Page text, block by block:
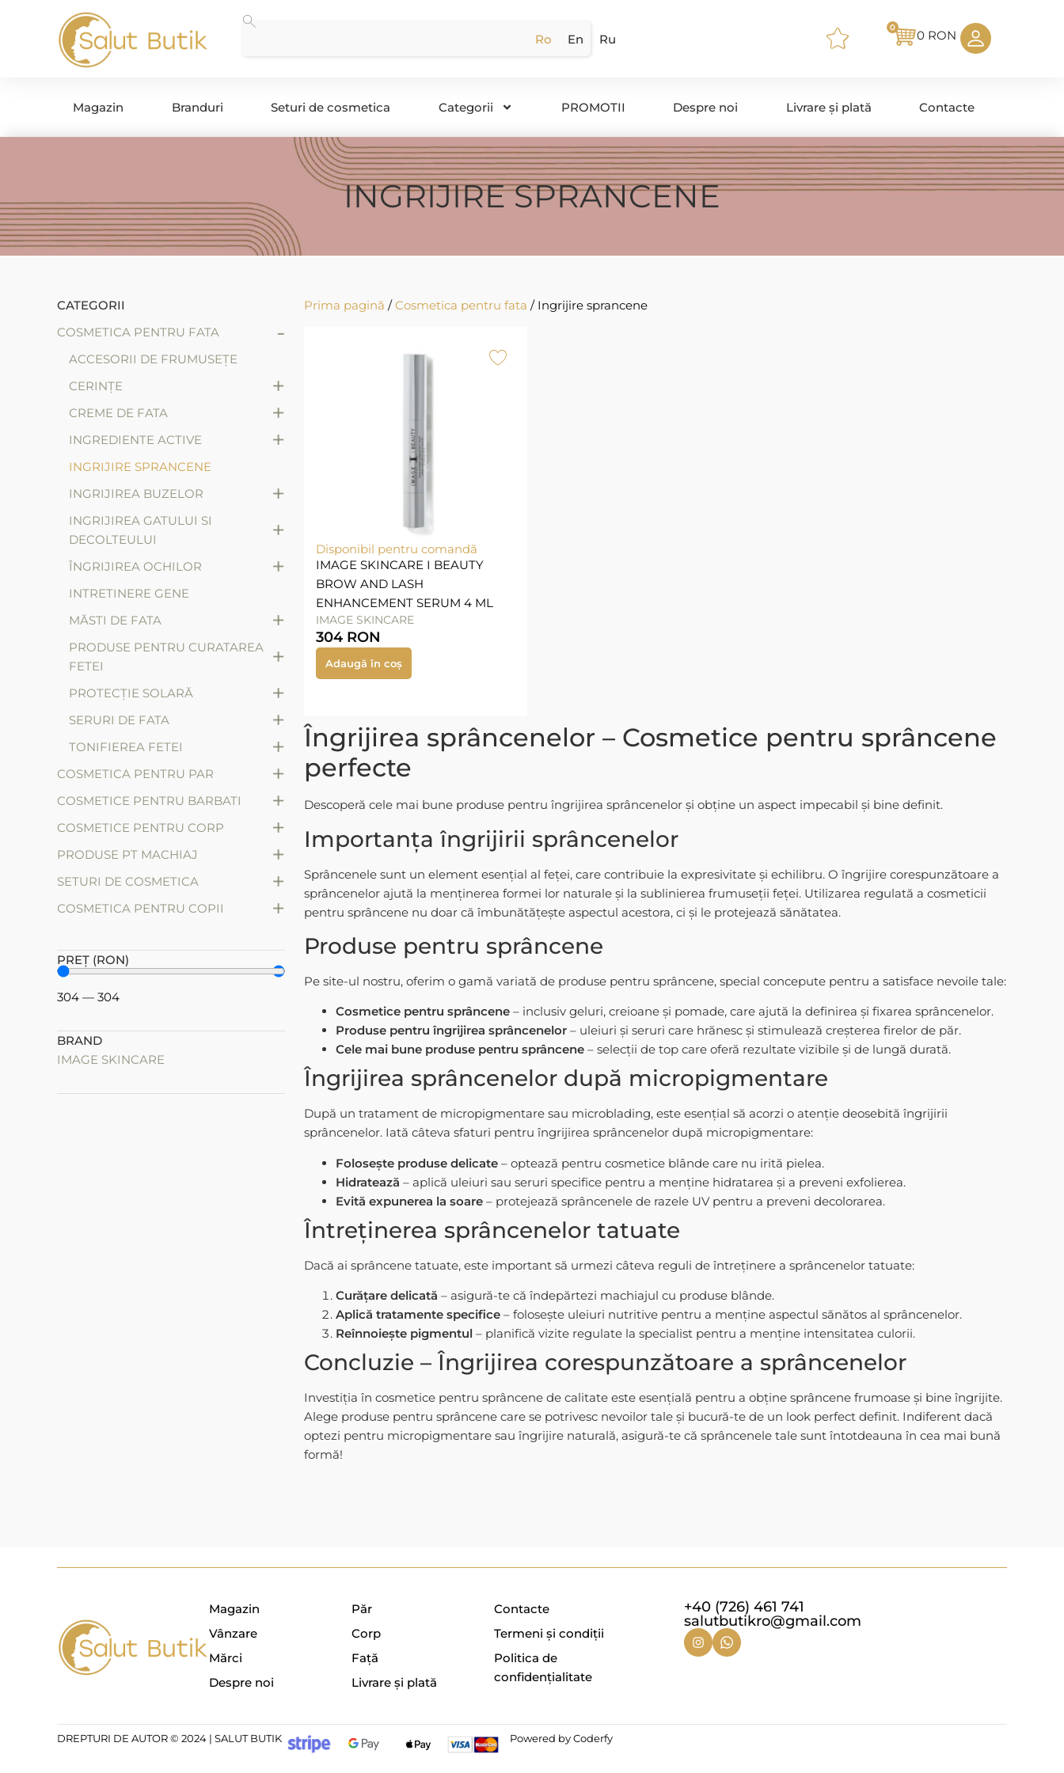
Ro En Ru 0 RON
0
Magazin Branduri Seturi de cosmetica Categorii PROMOTII Despre noi Livrare și plată Contacte
INGRIJIRE SPRANCENE
CATEGORII
COSMETICA PENTRU FATA
-
ACCESORII DE FRUMUSEȚE
CERINȚE
+
CREME DE FATA +
INGREDIENTE ACTIVE +
INGRIJIRE SPRANCENE
INGRIJIREA BUZELOR
+
INGRIJIREA GATULUI SI
DECOLTEULUI
+
ÎNGRIJIREA OCHILOR +
INTRETINERE GENE
MĂSTI DE FATA
+
PRODUSE PENTRU CURATAREA
FETEI
+
PROTECȚIE SOLARĂ +
SERURI DE FATA +
TONIFIEREA FETEI +
COSMETICA PENTRU PAR +
COSMETICE PENTRU BARBATI +
COSMETICE PENTRU CORP +
PRODUSE PT MACHIAJ +
SETURI DE COSMETICA +
СOSMETICA PENTRU COPII +
PREȚ (RON)
304 — 304
BRAND
IMAGE SKINCARE
Prima pagină /Cosmetica pentru fata / Ingrijire sprancene
Disponibil pentru comandă
IMAGE SKINCARE I BEAUTY
BROW AND LASH
ENHANCEMENT SERUM 4 ML
IMAGE SKINCARE
304 RON
Adaugă în coș
Îngrijirea sprâncenelor – Cosmetice pentru sprâncene
perfecte
Descoperă cele mai bune produse pentru îngrijirea sprâncenelor și obține un aspect impecabil și bine definit.
Importanța îngrijirii sprâncenelor
Sprâncenele sunt un element esențial al feței, care contribuie la expresivitate și echilibru. O îngrijire corespunzătoare a
sprâncenelor ajută la menținerea formei lor naturale și la sublinierea frumuseții feței. Utilizarea regulată a cosmeticii
pentru sprâncene nu doar că îmbunătățește aspectul acestora, ci și le protejează sănătatea.
Produse pentru sprâncene
Pe site-ul nostru, oferim o gamă variată de produse pentru sprâncene, special concepute pentru a satisface nevoile tale:
Cosmetice pentru sprâncene – inclusiv geluri, creioane și pomade, care ajută la definirea și fixarea sprâncenelor.
Produse pentru îngrijirea sprâncenelor – uleiuri și seruri care hrănesc și stimulează creșterea firelor de păr.
Cele mai bune produse pentru sprâncene – selecții de top care oferă rezultate vizibile și de lungă durată.
Îngrijirea sprâncenelor după micropigmentare
După un tratament de micropigmentare sau microblading, este esențial să acorzi o atenție deosebită îngrijirii
sprâncenelor. Iată câteva sfaturi pentru îngrijirea sprâncenelor după micropigmentare:
Folosește produse delicate – optează pentru cosmetice blânde care nu irită pielea.
Hidratează – aplică uleiuri sau seruri specifice pentru a menține hidratarea și a preveni exfolierea.
Evită expunerea la soare – protejează sprâncenele de razele UV pentru a preveni decolorarea.
Întreținerea sprâncenelor tatuate
Dacă ai sprâncene tatuate, este important să urmezi câteva reguli de întreținere a sprâncenelor tatuate:
Curățare delicată – asigură-te că îndepărtezi machiajul cu produse blânde.
Aplică tratamente specifice – folosește uleiuri nutritive pentru a menține aspectul sănătos al sprâncenelor.
Reînnoiește pigmentul – planifică vizite regulate la specialist pentru a menține intensitatea culorii.
Concluzie – Îngrijirea corespunzătoare a sprâncenelor
Investiția în cosmetice pentru sprâncene de calitate este esențială pentru a obține sprâncene frumoase și bine îngrijite.
Alege produse pentru sprâncene care se potrivesc nevoilor tale și bucură-te de un look perfect definit. Indiferent dacă
optezi pentru micropigmentare sau îngrijire naturală, asigură-te că sprâncenele tale sunt întotdeauna în cea mai bună
formă!
Magazin
Vânzare
Mărci
Despre noi
Păr
Corp
Față
Livrare și plată
Contacte
Termeni și condiții
Politica de
confidențialitate
+40 (726) 461 741
salutbutikro@gmail.com
DREPTURI DE AUTOR © 2024 | SALUT BUTIK Powered by Coderfy